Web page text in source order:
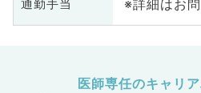
通勤手当 ※詳細はお
医師専任のキャリ